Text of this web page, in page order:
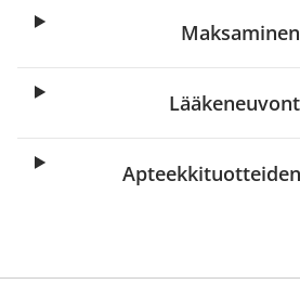
Maksaminen